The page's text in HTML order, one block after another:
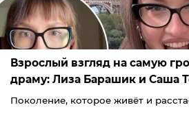
Взрослый взгляд на самую
драму: Лиза Барашик и Саша
Поколение, которое живёт и